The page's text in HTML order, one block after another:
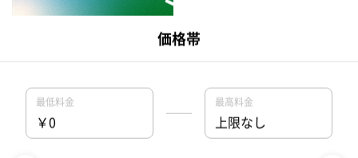
ギフトにおけるSDGs・サステ
趣味・ライフスタイル雑貨のプレゼントをシーンから探す